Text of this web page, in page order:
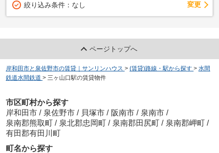
絞り込み条件： なし 変更
ページトップへ
岸和田市と泉佐野市の賃貸｜サンリンハウス > (賃貸)路線・駅から探す > 水間
鉄道水間鉄道 > 三ヶ山口駅の賃貸物件
市区町村から探す
岸和田市 / 泉佐野市 / 貝塚市 / 阪南市 / 泉南市 /
泉南郡熊取町 / 泉北郡忠岡町 / 泉南郡田尻町 / 泉南郡岬町 /
有田郡有田川町
町名から探す